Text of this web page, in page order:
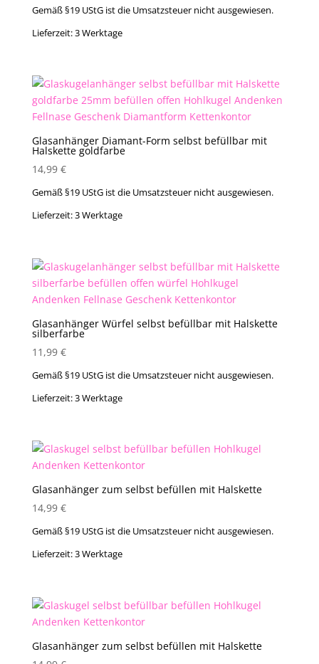
Gemäß §19 UStG ist die Umsatzsteuer nicht ausgewiesen.
Lieferzeit:3 Werktage
Glasanhänger Diamant-Form selbst befüllbar mit
Halskette goldfarbe
14,99 €
Gemäß §19 UStG ist die Umsatzsteuer nicht ausgewiesen.
Lieferzeit:3 Werktage
Glasanhänger Würfel selbst befüllbar mit Halskette
silberfarbe
11,99 €
Gemäß §19 UStG ist die Umsatzsteuer nicht ausgewiesen.
Lieferzeit:3 Werktage
Glasanhänger zum selbst befüllen mit Halskette
14,99 €
Gemäß §19 UStG ist die Umsatzsteuer nicht ausgewiesen.
Lieferzeit:3 Werktage
Glasanhänger zum selbst befüllen mit Halskette